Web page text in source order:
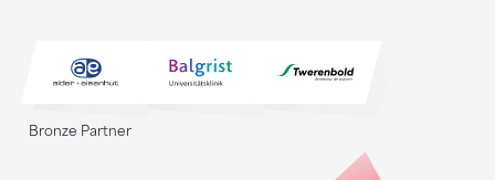
Bronze Partner